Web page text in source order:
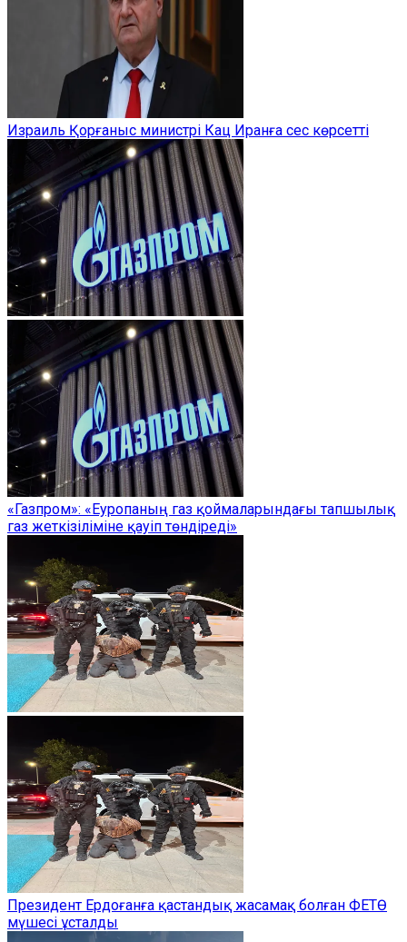
Израиль Қорғаныс министрі Кац Иранға сес көрсетті
«Газпром»: «Еуропаның газ қоймаларындағы тапшылық
газ жеткізіліміне қауіп төндіреді»
Президент Ердоғанға қастандық жасамақ болған ФЕТӨ
мүшесі ұсталды